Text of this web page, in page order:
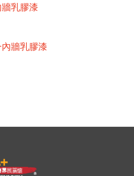
乳膠漆
牆乳膠漆